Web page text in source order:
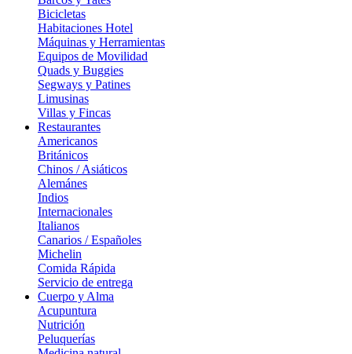
Bicicletas
Habitaciones Hotel
Máquinas y Herramientas
Equipos de Movilidad
Quads y Buggies
Segways y Patines
Limusinas
Villas y Fincas
Restaurantes
Americanos
Británicos
Chinos / Asiáticos
Alemánes
Indios
Internacionales
Italianos
Canarios / Españoles
Michelin
Comida Rápida
Servicio de entrega
Cuerpo y Alma
Acupuntura
Nutrición
Peluquerías